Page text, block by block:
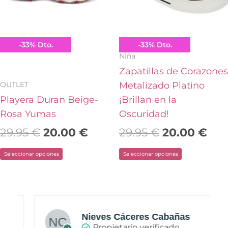
-33%Dto.
Yumas
OUTLET
Playera Duran Beige-
Rosa Yumas
29.95€ 20.00 €
Seleccionar opciones
pueden
la
página
de
producto
-33%Dto.
Conguitos
Niña
Zapatillas de Corazones
Metalizado Platino
¡Brillan en la
Oscuridad!
29.95€ 20.00 €
Seleccionar opciones
pueden
elegir
en
la
página
de
producto
Nieves Cáceres Cabañas